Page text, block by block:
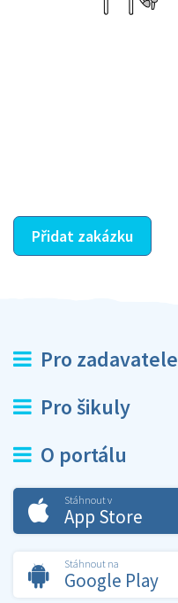
Přidat zakázku
Pro zadavatele
Pro šikuly
O portálu
Stáhnout v
App Store
Stáhnout na
Google Play